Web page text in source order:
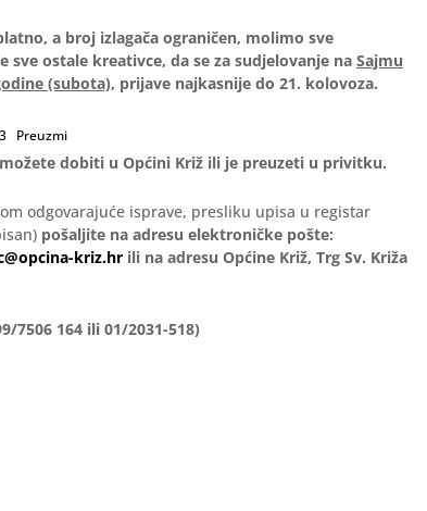
a broj izlagača ograničen, molimo sve
sve ostale kreativce, da se za sudjelovanje naSajmu
(subota), prijave najkasnije do 21. kolovoza.
Preuzmi
dobiti u Općini Križ ili je preuzeti u privitku.
odgovarajuće isprave, presliku upisa u registar
pošaljite naadresu elektroničke pošte:
kriz.hr ili na adresu Općine Križ, Trg Sv. Križa
7506 164 ili 01/2031-518)